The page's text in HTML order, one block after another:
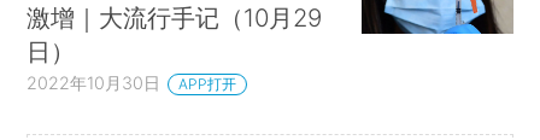
激增｜大流行手记（10月29
日）
2022年10月30日 APP打开